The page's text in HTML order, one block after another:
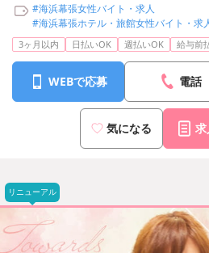
#海浜幕張女性バイト・求人
#海浜幕張ホテル・旅館女性バイト・求
3ヶ月以内 日払いOK 週払いOK 給与前
WEBで応募 電話
気になる
リニューアル